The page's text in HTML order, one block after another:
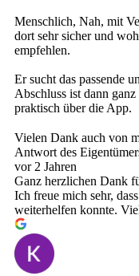
Menschlich, Nah, mit
dort sehr sicher und
empfehlen.
Er sucht das passende
Abschluss ist dann
praktisch über die App.
Vielen Dank auch von
Antwort des
vor 2 Jahren
Ganz herzlichen Dank
Ich freue mich sehr,
weiterhelfen konnte.